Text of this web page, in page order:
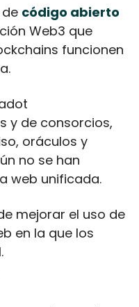
código abierto
Web3 que
funcionen
y de consorcios,
oráculos y
no se han
web unificada.
mejorar el uso de
en la que los